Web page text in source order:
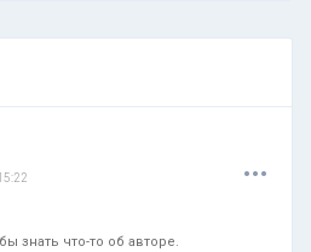
...
знать что-то об авторе.